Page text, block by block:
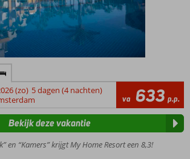
(zo) 5 dagen (4 nachten)
va 633 p.p.
en “Kamers” krijgt My Home Resort een 8,3!
Bekijk deze vakantie